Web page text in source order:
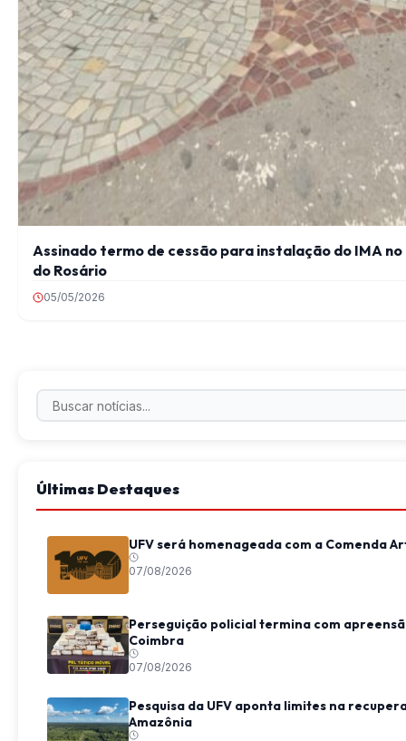
Assinado termo de cessão para instalação do IMA
do Rosário
05/05/2026
Últimas Destaques
UFV será homenageada com a Comenda
07/08/2026
Perseguição policial termina com
Coimbra
07/08/2026
Pesquisa da UFV aponta limites na
Amazônia